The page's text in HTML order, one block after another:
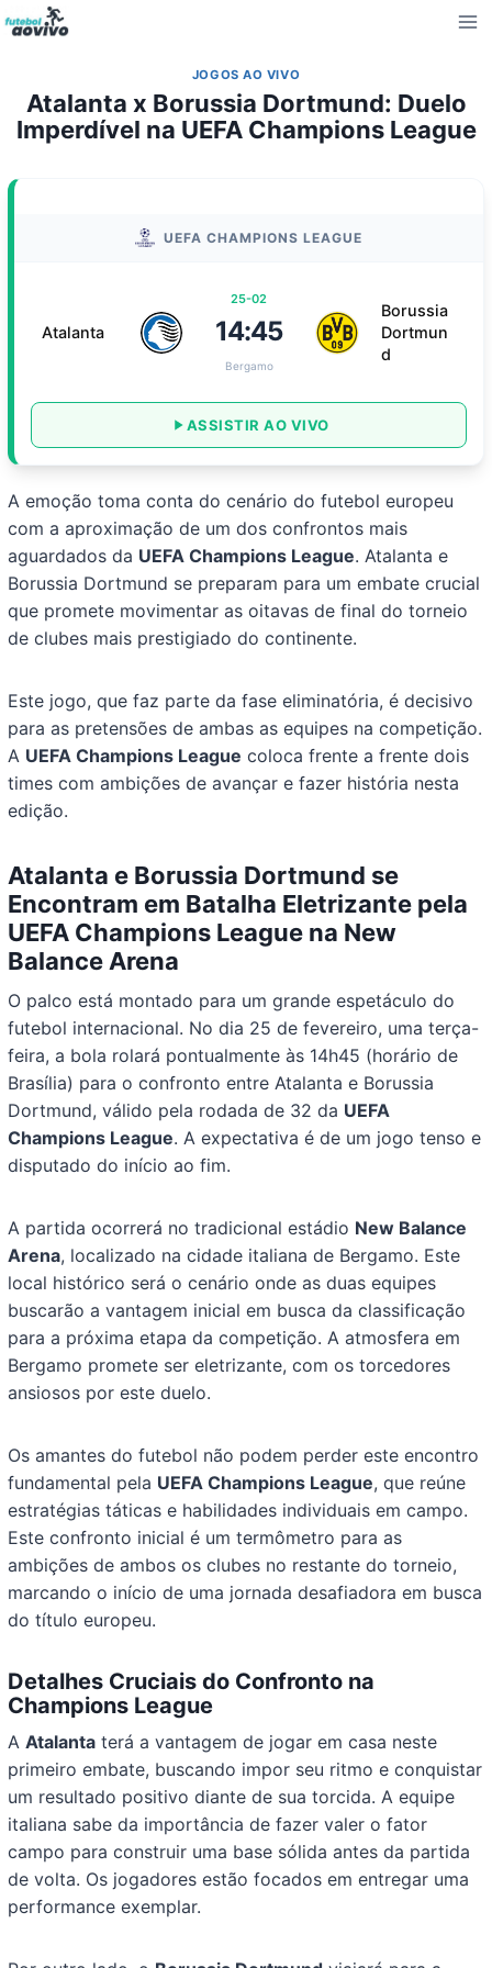
Pular
para
Conteúdo
JOGOS AO VIVO
Atalanta x Borussia Dortmund: Duelo
Imperdível na UEFA Champions League
UEFA CHAMPIONS LEAGUE
Atalanta
25-02
14:45
Bergamo
Borussia
Dortmun
d
ASSISTIR AO VIVO
A emoção toma conta do cenário do futebol europeu
com a aproximação de um dos confrontos mais
aguardados da UEFA Champions League. Atalanta e
Borussia Dortmund se preparam para um embate crucial
que promete movimentar as oitavas de final do torneio
de clubes mais prestigiado do continente.
Este jogo, que faz parte da fase eliminatória, é decisivo
para as pretensões de ambas as equipes na competição.
A UEFA Champions League coloca frente a frente dois
times com ambições de avançar e fazer história nesta
edição.
Atalanta e Borussia Dortmund se
Encontram em Batalha Eletrizante pela
UEFA Champions League na New
Balance Arena
O palco está montado para um grande espetáculo do
futebol internacional. No dia 25 de fevereiro, uma terça-
feira, a bola rolará pontualmente às 14h45 (horário de
Brasília) para o confronto entre Atalanta e Borussia
Dortmund, válido pela rodada de 32 da UEFA
Champions League. A expectativa é de um jogo tenso e
disputado do início ao fim.
A partida ocorrerá no tradicional estádio New Balance
Arena, localizado na cidade italiana de Bergamo. Este
local histórico será o cenário onde as duas equipes
buscarão a vantagem inicial em busca da classificação
para a próxima etapa da competição. A atmosfera em
Bergamo promete ser eletrizante, com os torcedores
ansiosos por este duelo.
Os amantes do futebol não podem perder este encontro
fundamental pela UEFA Champions League, que reúne
estratégias táticas e habilidades individuais em campo.
Este confronto inicial é um termômetro para as
ambições de ambos os clubes no restante do torneio,
marcando o início de uma jornada desafiadora em busca
do título europeu.
Detalhes Cruciais do Confronto na
Champions League
AAtalanta terá a vantagem de jogar em casa neste
primeiro embate, buscando impor seu ritmo e conquistar
um resultado positivo diante de sua torcida. A equipe
italiana sabe da importância de fazer valer o fator
campo para construir uma base sólida antes da partida
de volta. Os jogadores estão focados em entregar uma
performance exemplar.